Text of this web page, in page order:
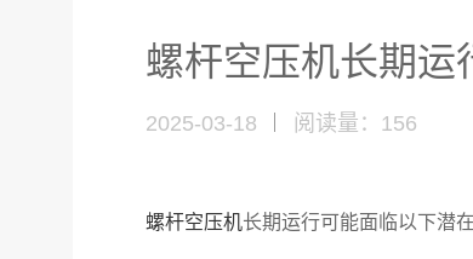
螺杆空压机长期运
2025-03-18 阅读量： 156
螺杆空压机长期运行可能面临以下潜